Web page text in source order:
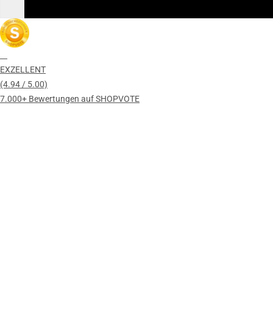
EXZELLENT
(4.94 / 5.00)
7.000+ Bewertungen auf SHOPVOTE